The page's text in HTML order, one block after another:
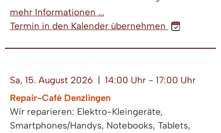
mehr Informationen ...
Termin in den Kalender übernehmen
Sa, 15. August 2026
14:00 Uhr - 17:00 Uhr
Repair-Café Denzlingen
Wir reparieren: Elektro-Kleingeräte,
Smartphones/Handys, Notebooks, Tablets,